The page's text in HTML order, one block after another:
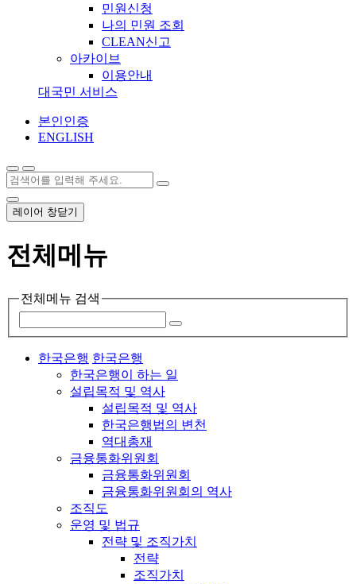
민원신청
나의 민원 조회
CLEAN신고
아카이브
이용안내
대국민 서비스
본인인증
ENGLISH
레이어 창닫기
전체메뉴
전체메뉴 검색
한국은행 한국은행
한국은행이 하는 일
설립목적 및 역사
설립목적 및 역사
한국은행법의 변천
역대총재
금융통화위원회
금융통화위원회
금융통화위원회의 역사
조직도
운영 및 법규
전략 및 조직가치
전략
조직가치